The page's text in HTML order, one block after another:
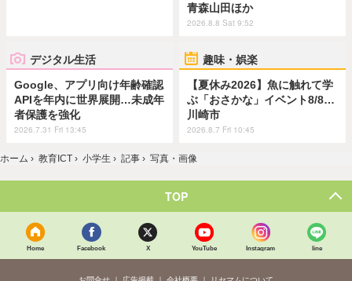
青森山田ほか
2026.8.8 Sat 9:52
デジタル生活
Google、アプリ向け年齢確認
APIを年内に世界展開…未成年
者保護を強化
2026.7.31 Fri 13:45
趣味・娯楽
【夏休み2026】魚に触れて学
ぶ「おさかな」イベント8/8…
川崎市
2026.8.7 Fri 10:45
ホーム › 教育ICT › 小学生 › 記事 › 写真・画像
TOP
Home Facebook X YouTube Instagram line